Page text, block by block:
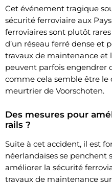
Cet événement tragique
sécurité ferroviaire aux
ferroviaires sont plutôt
d’un réseau ferré dense et
travaux de maintenance et
peuvent parfois engendrer
comme cela semble être le
meurtrier de Voorschoten.
Des mesures pour
rails ?
Suite à cet accident, il est
néerlandaises se penchent
améliorer la sécurité
travaux de maintenance sur